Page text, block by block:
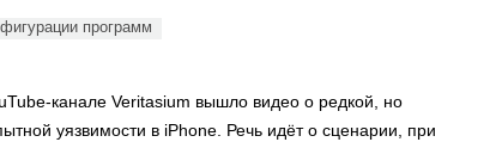
программ
канале Veritasium вышло видео о редкой, но
уязвимости в iPhone. Речь идёт о сценарии, при